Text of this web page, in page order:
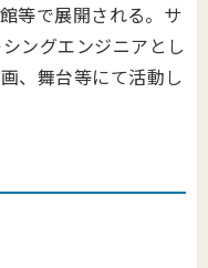
等で展開される。サ
ングエンジニアとし
、舞台等にて活動し